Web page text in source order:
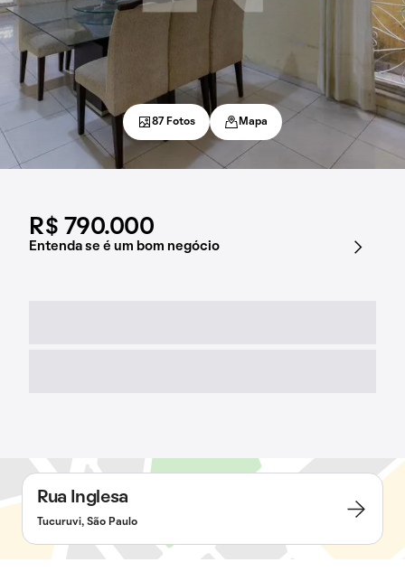
R$ 790.000
Entenda se é um bom negócio
87 Fotos Mapa
Rua Inglesa
Tucuruvi, São Paulo